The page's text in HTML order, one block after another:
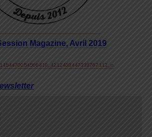
Magazine, Avril 2019